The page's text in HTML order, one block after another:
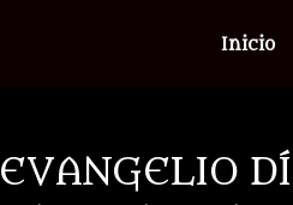
Inicio
EVANGELIO